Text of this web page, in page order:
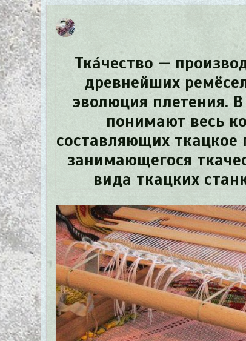
Тка́чество —
древнейших
эволюция плетения.
понимают весь
составляющих ткацкое
занимающегося
вида ткацких